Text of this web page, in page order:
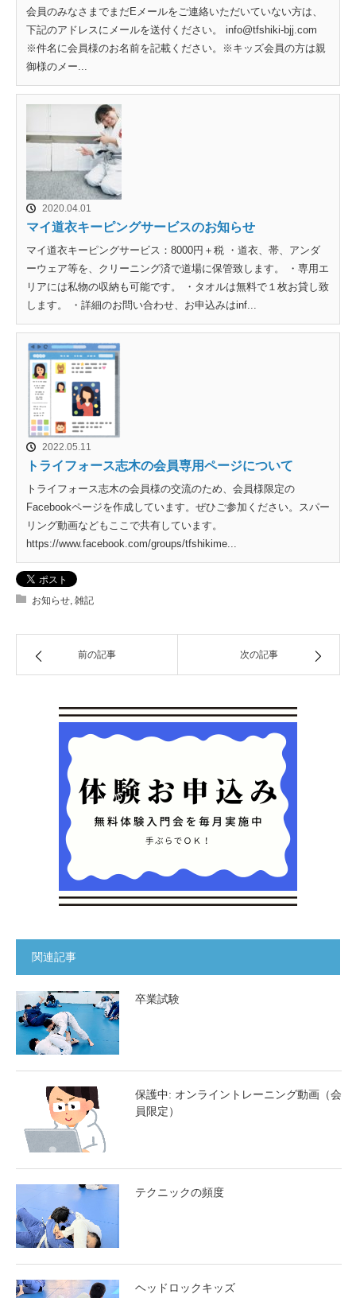
会員のみなさまでまだEメールをご連絡いただいていない方は、
下記のアドレスにメールを送付ください。 info@tfshiki-bjj.com
※件名に会員様のお名前を記載ください。※キッズ会員の方は親
御様のメー...
2020.04.01
マイ道衣キーピングサービスのお知らせ
マイ道衣キーピングサービス：8000円＋税 ・道衣、帯、アンダ
ーウェア等を、クリーニング済で道場に保管致します。 ・専用エ
リアには私物の収納も可能です。 ・タオルは無料で１枚お貸し致
します。 ・詳細のお問い合わせ、お申込みはinf...
2022.05.11
トライフォース志木の会員専用ページについて
トライフォース志木の会員様の交流のため、会員様限定の
Facebookページを作成しています。ぜひご参加ください。スパー
リング動画などもここで共有しています。
https://www.facebook.com/groups/tfshikime...
お知らせ, 雑記
前の記事 次の記事
関連記事
卒業試験
保護中: オンライントレーニング動画（会
員限定）
テクニックの頻度
ヘッドロックキッズ